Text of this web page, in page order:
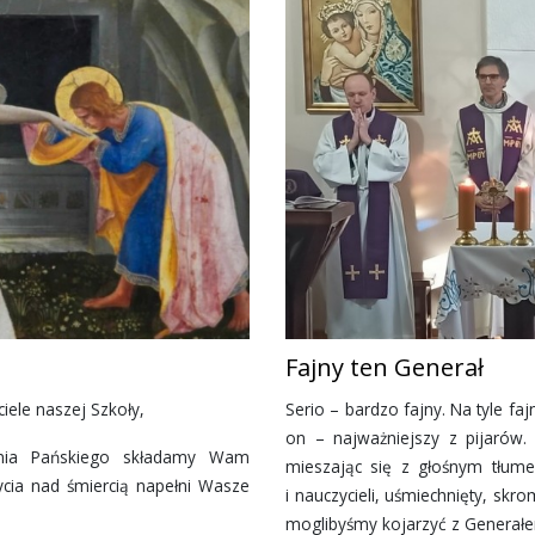
naszej Szkoły,
Pańskiego składamy Wam
nad śmiercią napełni Wasze
Fajny ten Generał
Serio – bardzo fajny. Na tyle
on – najważniejszy z pijarów.
mieszając się z głośnym
i nauczycieli, uśmiechnięty,
moglibyśmy kojarzyć z